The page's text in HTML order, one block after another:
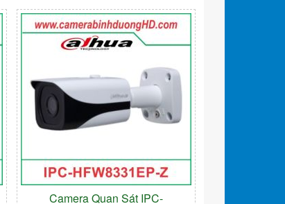
Camera Quan Sát IPC-